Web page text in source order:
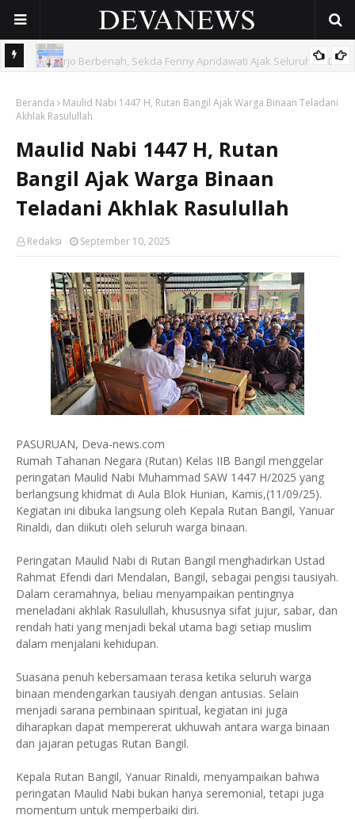
42.210 Pekerja Rentan Lewat BPJS Ketenagakerjaan
Beranda
Maulid Nabi 1447 H, Rutan Bangil Ajak Warga Binaan Teladani
Akhlak Rasulullah
Maulid Nabi 1447 H, Rutan
Bangil Ajak Warga Binaan
Teladani Akhlak Rasulullah
Redaksi September 10, 2025
PASURUAN, Deva-news.com
Rumah Tahanan Negara (Rutan) Kelas IIB Bangil menggelar
peringatan Maulid Nabi Muhammad SAW 1447 H/2025 yang
berlangsung khidmat di Aula Blok Hunian, Kamis,(11/09/25).
Kegiatan ini dibuka langsung oleh Kepala Rutan Bangil, Yanuar
Rinaldi, dan diikuti oleh seluruh warga binaan.
Peringatan Maulid Nabi di Rutan Bangil menghadirkan Ustad
Rahmat Efendi dari Mendalan, Bangil, sebagai pengisi tausiyah.
Dalam ceramahnya, beliau menyampaikan pentingnya
meneladani akhlak Rasulullah, khususnya sifat jujur, sabar, dan
rendah hati yang menjadi bekal utama bagi setiap muslim
dalam menjalani kehidupan.
Suasana penuh kebersamaan terasa ketika seluruh warga
binaan mendengarkan tausiyah dengan antusias. Selain
menjadi sarana pembinaan spiritual, kegiatan ini juga
diharapkan dapat mempererat ukhuwah antara warga binaan
dan jajaran petugas Rutan Bangil.
Kepala Rutan Bangil, Yanuar Rinaldi, menyampaikan bahwa
peringatan Maulid Nabi bukan hanya seremonial, tetapi juga
momentum untuk memperbaiki diri.